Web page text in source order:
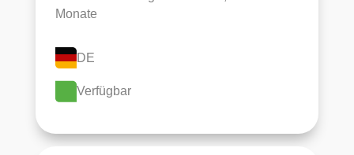
Monate
DE
Verfügbar